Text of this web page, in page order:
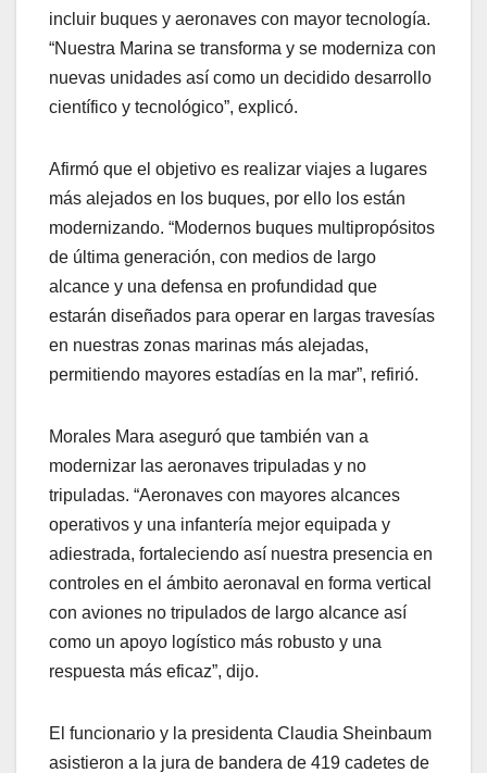
incluir buques y aeronaves con mayor tecnología.
“Nuestra Marina se transforma y se moderniza con
nuevas unidades así como un decidido desarrollo
científico y tecnológico”, explicó.
Afirmó que el objetivo es realizar viajes a lugares
más alejados en los buques, por ello los están
modernizando. “Modernos buques multipropósitos
de última generación, con medios de largo
alcance y una defensa en profundidad que
estarán diseñados para operar en largas travesías
en nuestras zonas marinas más alejadas,
permitiendo mayores estadías en la mar”, refirió.
Morales Mara aseguró que también van a
modernizar las aeronaves tripuladas y no
tripuladas. “Aeronaves con mayores alcances
operativos y una infantería mejor equipada y
adiestrada, fortaleciendo así nuestra presencia en
controles en el ámbito aeronaval en forma vertical
con aviones no tripulados de largo alcance así
como un apoyo logístico más robusto y una
respuesta más eficaz”, dijo.
El funcionario y la presidenta Claudia Sheinbaum
asistieron a la jura de bandera de 419 cadetes de